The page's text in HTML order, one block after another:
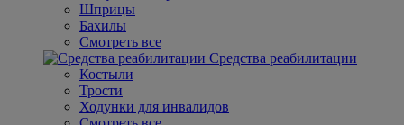
Шприцы
Бахилы
Смотреть все
Средства реабилитации
Костыли
Трости
Ходунки для инвалидов